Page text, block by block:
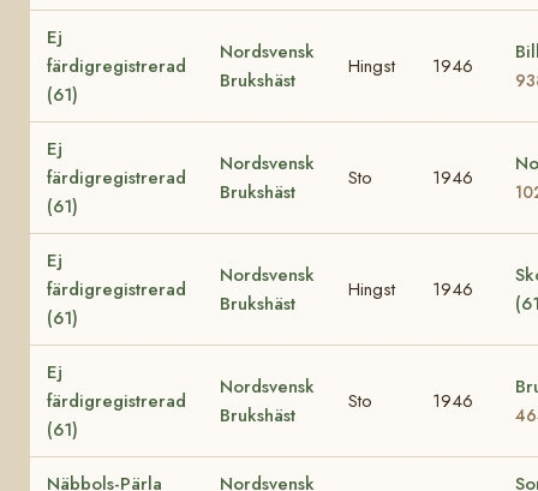
Ej
färdigregistrerad
(61)
Nordsvensk
Brukshäst
Hingst 1946
Ej
färdigregistrerad
(61)
Nordsvensk
Brukshäst
Sto 1946
Ej
färdigregistrerad
(61)
Nordsvensk
Brukshäst
Hingst 1946
Ej
färdigregistrerad
(61)
Nordsvensk
Brukshäst
Sto 1946
Näbbols-Pärla Nordsvensk